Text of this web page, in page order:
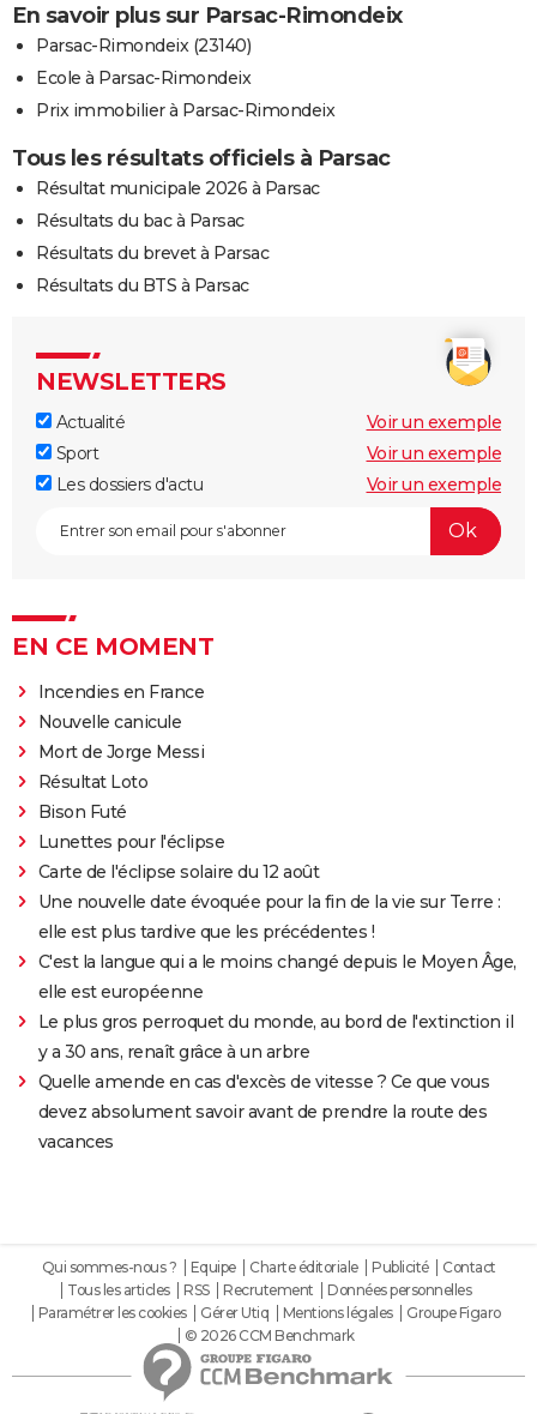
En savoir plus sur Parsac-Rimondeix
Parsac-Rimondeix (23140)
Ecole à Parsac-Rimondeix
Prix immobilier à Parsac-Rimondeix
Tous les résultats officiels à Parsac
Résultat municipale 2026 à Parsac
Résultats du bac à Parsac
Résultats du brevet à Parsac
Résultats du BTS à Parsac
NEWSLETTERS
Actualité
Voir un exemple
Sport
Voir un exemple
Les dossiers d'actu
Voir un exemple
EN CE MOMENT
Incendies en France
Nouvelle canicule
Mort de Jorge Messi
Résultat Loto
Bison Futé
Lunettes pour l'éclipse
Carte de l'éclipse solaire du 12 août
Une nouvelle date évoquée pour la fin de la vie sur Terre :
elle est plus tardive que les précédentes !
C'est la langue qui a le moins changé depuis le Moyen Âge,
elle est européenne
Le plus gros perroquet du monde, au bord de l'extinction il
y a 30 ans, renaît grâce à un arbre
Quelle amende en cas d'excès de vitesse ? Ce que vous
devez absolument savoir avant de prendre la route des
vacances
Qui sommes-nous ? Equipe Charte éditoriale Publicité
Contact
Tous les articles
RSS Recrutement
Données personnelles
Paramétrer les cookies
Gérer Utiq Mentions légales
Groupe Figaro
© 2026 CCM Benchmark